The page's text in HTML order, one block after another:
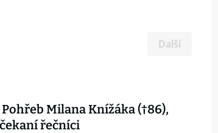
Další
Pohřeb Milana Knížáka (†86),
řečníci